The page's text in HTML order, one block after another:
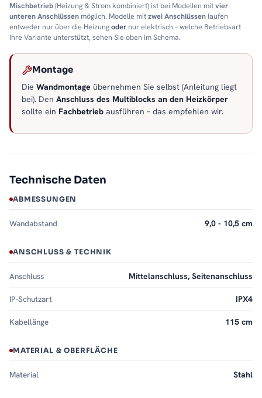
Mischbetrieb(Heizung & Strom kombiniert) ist bei Modellen mitvier
unteren Anschlüssen möglich. Modelle mitzwei Anschlüssen laufen
entweder nur über die Heizungoder nur elektrisch – welche Betriebsart
Ihre Variante unterstützt, sehen Sie oben im Schema.
Montage
Die Wandmontage übernehmen Sie selbst (Anleitung liegt
bei). Den Anschluss des Multiblocks an den Heizkörper
sollte ein Fachbetrieb ausführen – das empfehlen wir.
Technische Daten
ABMESSUNGEN
Wandabstand 9,0 - 10,5 cm
ANSCHLUSS & TECHNIK
Anschluss Mittelanschluss, Seitenanschluss
IP-Schutzart IPX4
Kabellänge 115 cm
MATERIAL & OBERFLÄCHE
Material Stahl